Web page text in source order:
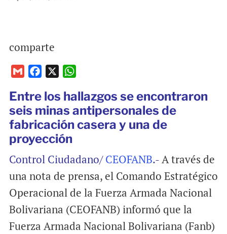
comparte
a
i
l
c
e
b
o
k
a
t
s
p
Entre los hallazgos se encontraron
seis minas antipersonales de
fabricación casera y una de
proyección
Control Ciudadano/CEOFANB.-A través de
una nota de prensa, el Comando Estratégico
Operacional de la Fuerza Armada Nacional
Bolivariana (CEOFANB) informó que la
Fuerza Armada Nacional Bolivariana (Fanb)